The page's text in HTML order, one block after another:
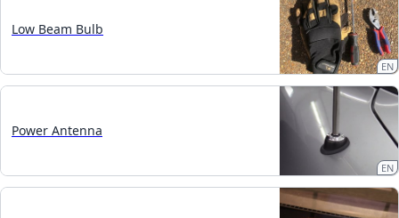
Low Beam Bulb
EN
Power Antenna
EN